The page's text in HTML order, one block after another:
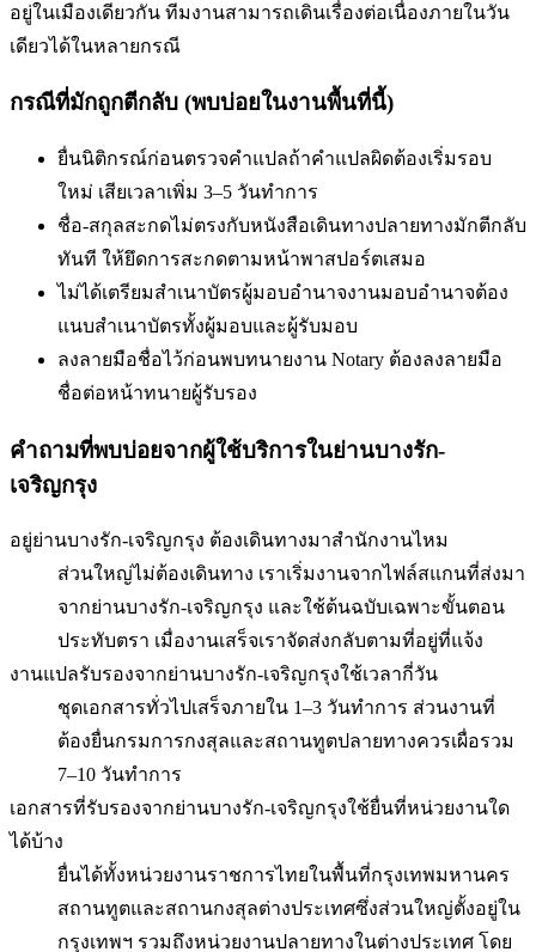
อยู่ในเมืองเดียวกัน ทีมงานสามารถเดินเรื่องต่อเนื่องภายในวัน
เดียวได้ในหลายกรณี
กรณีที่มักถูกตีกลับ (พบบ่อยในงานพื้นที่นี้)
ยื่นนิติกรณ์ก่อนตรวจคำแปลถ้าคำแปลผิดต้องเริ่มรอบ
ใหม่ เสียเวลาเพิ่ม 3–5 วันทำการ
ชื่อ-สกุลสะกดไม่ตรงกับหนังสือเดินทางปลายทางมักตีกลับ
ทันที ให้ยึดการสะกดตามหน้าพาสปอร์ตเสมอ
ไม่ได้เตรียมสำเนาบัตรผู้มอบอำนาจงานมอบอำนาจต้อง
แนบสำเนาบัตรทั้งผู้มอบและผู้รับมอบ
ลงลายมือชื่อไว้ก่อนพบทนายงาน Notary ต้องลงลายมือ
ชื่อต่อหน้าทนายผู้รับรอง
คำถามที่พบบ่อยจากผู้ใช้บริการในย่านบางรัก-
เจริญกรุง
อยู่ย่านบางรัก-เจริญกรุง ต้องเดินทางมาสำนักงานไหม
ส่วนใหญ่ไม่ต้องเดินทาง เราเริ่มงานจากไฟล์สแกนที่ส่งมา
จากย่านบางรัก-เจริญกรุง และใช้ต้นฉบับเฉพาะขั้นตอน
ประทับตรา เมื่องานเสร็จเราจัดส่งกลับตามที่อยู่ที่แจ้ง
งานแปลรับรองจากย่านบางรัก-เจริญกรุงใช้เวลากี่วัน
ชุดเอกสารทั่วไปเสร็จภายใน 1–3 วันทำการ ส่วนงานที่
ต้องยื่นกรมการกงสุลและสถานทูตปลายทางควรเผื่อรวม
7–10 วันทำการ
เอกสารที่รับรองจากย่านบางรัก-เจริญกรุงใช้ยื่นที่หน่วยงานใด
ได้บ้าง
ยื่นได้ทั้งหน่วยงานราชการไทยในพื้นที่กรุงเทพมหานคร
สถานทูตและสถานกงสุลต่างประเทศซึ่งส่วนใหญ่ตั้งอยู่ใน
กรุงเทพฯ รวมถึงหน่วยงานปลายทางในต่างประเทศ โดย